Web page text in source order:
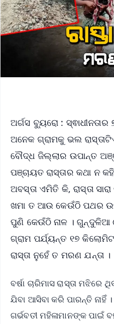
ଅର୍ଗସ ବ୍ୟୁରୋ :
ଅନେକ ଗ୍ରାମକୁ ଭଲ
ବୌଦ୍ଧ ଜିଲ୍ଲାର ଉପାନ୍ତ
ପଞ୍ଚାୟତ ରାସ୍ତାର କଥା ନ
ଅବସ୍ତା ଏମିତି କି, ରାସ୍ତା
ଖମା ତ ଆଉ କେଉଁଠି ପଥର
ପୁଣି କେଉଁଠି ନାଳ ।
ଗ୍ରାମ ପର୍ଯ୍ୟନ୍ତ ୧୭
ରାସ୍ତା ନୁହେଁ ତ ମରଣ ଯନ୍ତା ।
ବର୍ଷା ଚାରିମାସ ରାସ୍ତା ମଝିରେ
ଯିବା ଆସିବା କରି ପାରନ୍ତି ନାହିଁ
ଗର୍ଭବତୀ ମହିଳାମାନଙ୍କ ପାଇଁ